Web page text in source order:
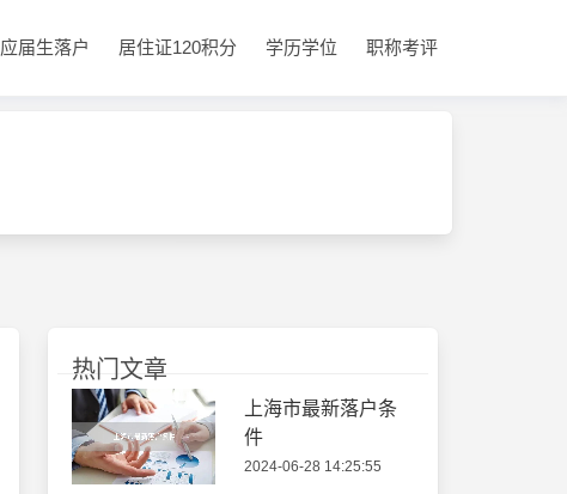
应届生落户 居住证120积分 学历学位 职称考评
热门文章
上海市最新落户条
件
2024-06-28 14:25:55